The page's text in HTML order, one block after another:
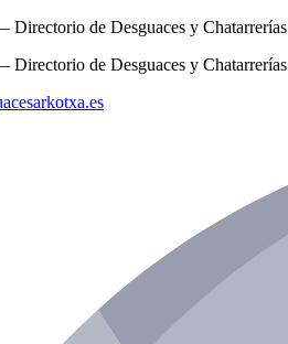
Directorio de Desguaces y Chatarrerías
Directorio de Desguaces y Chatarrerías